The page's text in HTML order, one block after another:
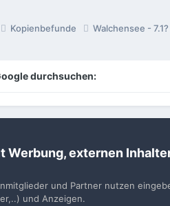
Kopienbefunde Walchensee - 7.1?
durchsuchen:
Werbung, externen
und Partner nutzen
und Anzeigen.